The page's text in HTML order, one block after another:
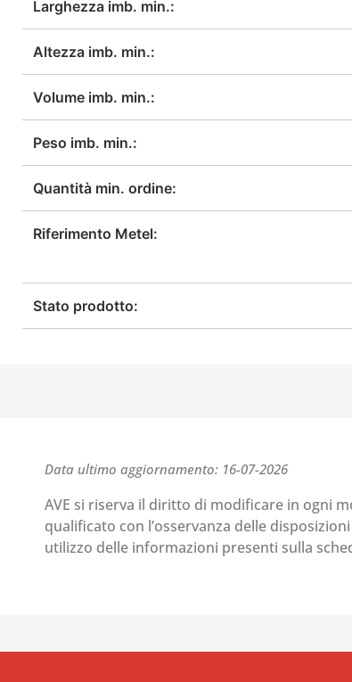
Larghezza imb. min.:
Altezza imb. min.:
Volume imb. min.:
Peso imb. min.:
Quantità min. ordine:
Riferimento Metel:
Stato prodotto:
Data ultimo aggiornamento: 16-07-2026
AVE si riserva il diritto di modificare in ogni
qualificato con l’osservanza delle
utilizzo delle informazioni presenti sulla